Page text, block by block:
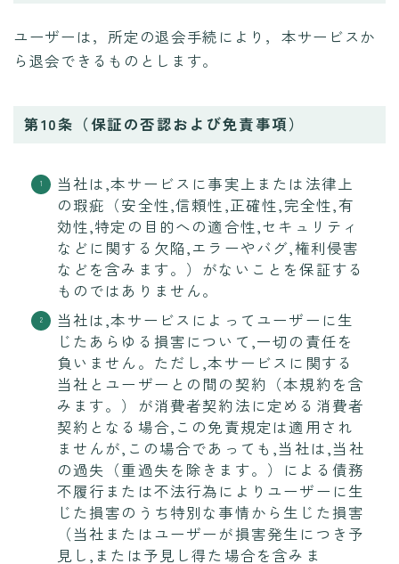
ユーザーは，所定の退会手続により，本サービスか
ら退会できるものとします。
第10条（保証の否認および免責事項）
当社は,本サービスに事実上または法律上
の瑕疵（安全性,信頼性,正確性,完全性,有
効性,特定の目的への適合性,セキュリティ
などに関する欠陥,エラーやバグ,権利侵害
などを含みます。）がないことを保証する
ものではありません。
当社は,本サービスによってユーザーに生
じたあらゆる損害について,一切の責任を
負いません。ただし,本サービスに関する
当社とユーザーとの間の契約（本規約を含
みます。）が消費者契約法に定める消費者
契約となる場合,この免責規定は適用され
ませんが,この場合であっても,当社は,当社
の過失（重過失を除きます。）による債務
不履行または不法行為によりユーザーに生
じた損害のうち特別な事情から生じた損害
（当社またはユーザーが損害発生につき予
見し,または予見し得た場合を含みま